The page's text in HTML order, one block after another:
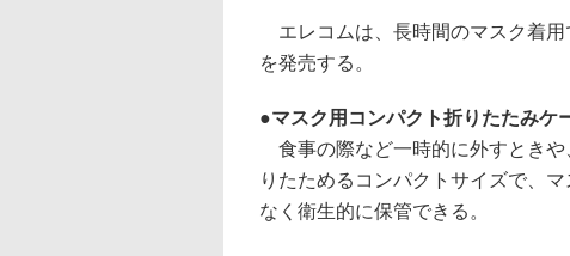
エレコムは、長時間のマスク着
を発売する。
マスク用コンパクト折りたたみケ
食事の際など一時的に外すとき
りたためるコンパクトサイズで、
なく衛生的に保管できる。